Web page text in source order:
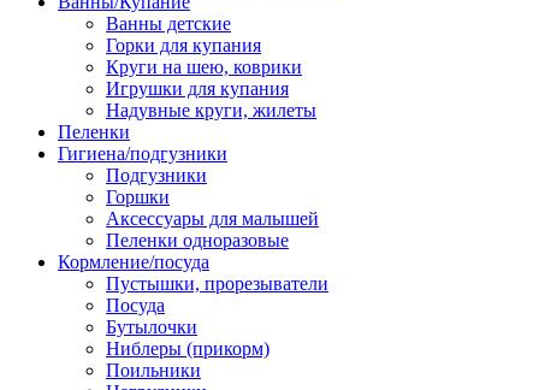
Ванны детские
Горки для купания
Круги на шею, коврики
Игрушки для купания
Надувные круги, жилеты
Пеленки
Гигиена/подгузники
Подгузники
Горшки
Аксессуары для малышей
Пеленки одноразовые
Кормление/посуда
Пустышки, прорезыватели
Посуда
Бутылочки
Ниблеры (прикорм)
Поильники